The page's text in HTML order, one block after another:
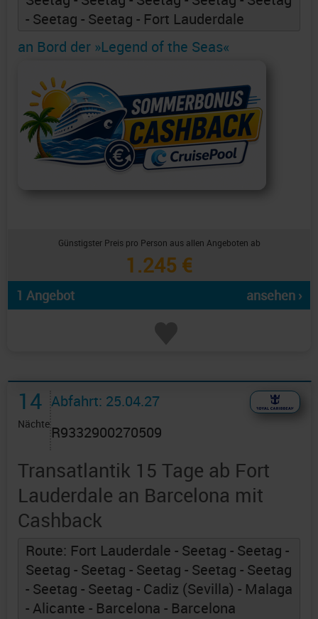
- Seetag - Seetag - Fort Lauderdale
an Bord der »Legend of the Seas«
Günstigster Preis pro Person aus allen Angeboten ab
1.245 €
1 Angebot ansehen ›
14
Nächte
Abfahrt: 25.04.27
R9332900270509
Transatlantik 15 Tage ab Fort
Lauderdale an Barcelona mit
Cashback
Route: Fort Lauderdale - Seetag - Seetag -
Seetag - Seetag - Seetag - Seetag - Seetag
- Seetag - Seetag - Cadiz (Sevilla) - Malaga
- Alicante - Barcelona - Barcelona